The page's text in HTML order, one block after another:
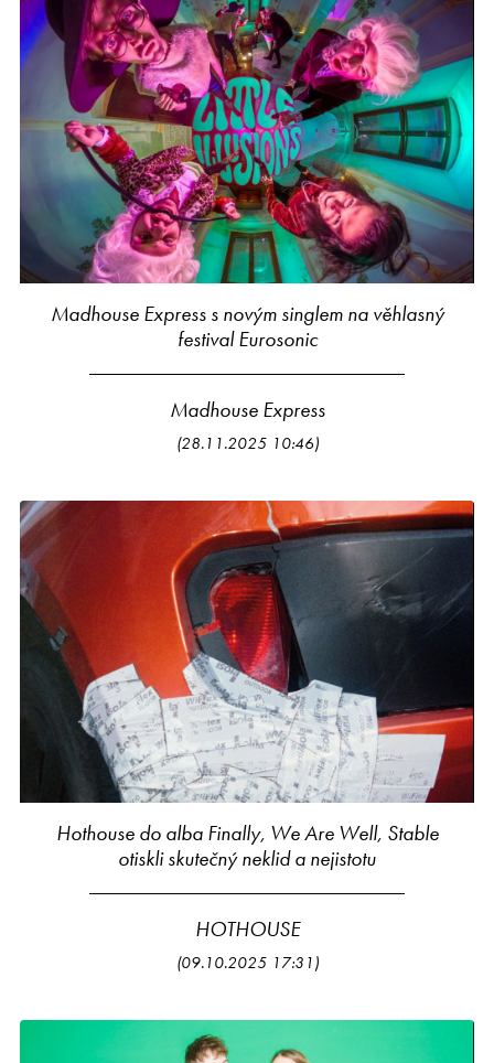
Madhouse Express s novým singlem na věhlasný
festival Eurosonic
Madhouse Express
(28.11.2025 10:46)
Hothouse do alba Finally, We Are Well, Stable
otiskli skutečný neklid a nejistotu
HOTHOUSE
(09.10.2025 17:31)